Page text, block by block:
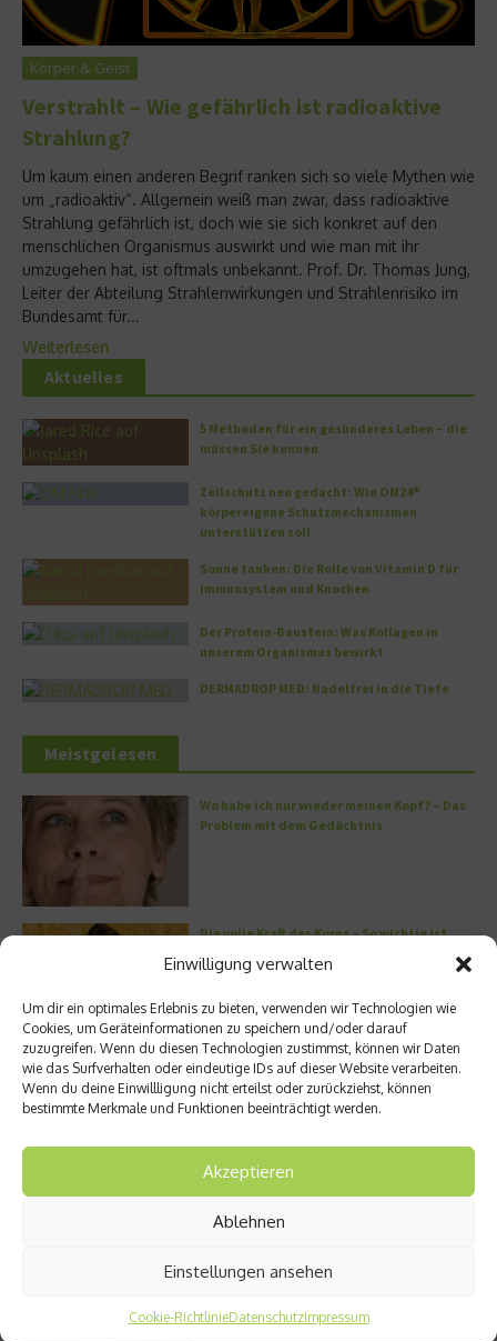
Einwilligung verwalten
Um dir ein optimales Erlebnis zu bieten, verwenden wir Technologien wie
Cookies, um Geräteinformationen zu speichern und/oder darauf
zuzugreifen. Wenn du diesen Technologien zustimmst, können wir Daten
wie das Surfverhalten oder eindeutige IDs auf dieser Website verarbeiten.
Wenn du deine Einwillligung nicht erteilst oder zurückziehst, können
bestimmte Merkmale und Funktionen beeinträchtigt werden.
Akzeptieren
Ablehnen
Einstellungen ansehen
Cookie-RichtlinieDatenschutzImpressum
Körper & Geist
Verstrahlt – Wie gefährlich ist radioaktive
Strahlung?
Um kaum einen anderen Begrif ranken sich so viele Mythen wie
um „radioaktiv“. Allgemein weiß man zwar, dass radioaktive
Strahlung gefährlich ist, doch wie sie sich konkret auf den
menschlichen Organismus auswirkt und wie man mit ihr
umzugehen hat, ist oftmals unbekannt. Prof. Dr. Thomas Jung,
Leiter der Abteilung Strahlenwirkungen und Strahlenrisiko im
Bundesamt für...
Weiterlesen
Aktuelles
5 Methoden für ein gesünderes Leben – die
müssen Sie kennen
Zellschutz neu gedacht: Wie OM24®
körpereigene Schutzmechanismen
unterstützen soll
Sonne tanken: Die Rolle von Vitamin D für
Immunsystem und Knochen
Der Protein-Baustein: Was Kollagen in
unserem Organismus bewirkt
DERMADROP MED: Nadelfrei in die Tiefe
Meistgelesen
Wo habe ich nur wieder meinen Kopf? – Das
Problem mit dem Gedächtnis
Die volle Kraft des Korns – So wichtig ist
Entzündung der Nebenhöhlen: Symptome
und verschiedene Formen
Welches Ashwagandha sollte ich kaufen?